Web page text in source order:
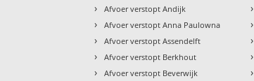
› Afvoer verstopt Andijk
› Afvoer verstopt Anna Paulowna
› Afvoer verstopt Assendelft
› Afvoer verstopt Berkhout
› Afvoer verstopt Beverwijk
›
›
›
›
›